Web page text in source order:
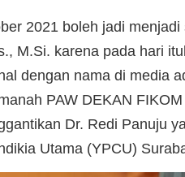
2021 boleh jadi
M.Si. karena pada hari
dengan nama di media
PAW DEKAN
Dr. Redi Panuju
Utama (YPCU)